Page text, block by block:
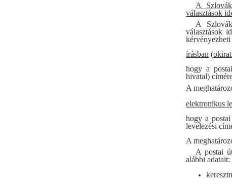
A
választások
A
választások
kérvényezheti
írásban (
hogy a
hivatal)
A
elektronikus
hogy a
levelezési
A
A postai
alábbi adatait: